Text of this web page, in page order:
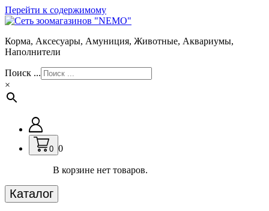
Перейти к содержимому
Корма, Аксесуары, Амуниция, Животные, Аквариумы,
Наполнители
Поиск ...
×
0 0
В корзине нет товаров.
Каталог